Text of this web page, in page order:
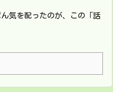
気を配ったのが、この「話